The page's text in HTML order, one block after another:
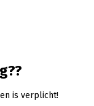
is verplicht!